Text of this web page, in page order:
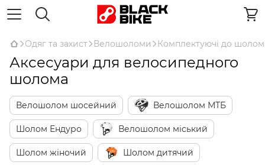
Одяг та захист Велошоломи Комплектуючі до
Аксесуари для велосипедного
шолома
Велошолом шосейний Велошолом МТБ
Шолом Ендуро Велошолом міський
Шолом жіночий Шолом дитячий